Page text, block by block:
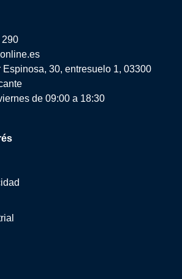
Espinosa, 30, entresuelo 1, 03300
de 09:00 a 18:30